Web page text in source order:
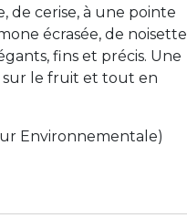
de cerise, à une pointe
écrasée, de noisette
fins et précis. Une
sur le fruit et tout en
Environnementale)